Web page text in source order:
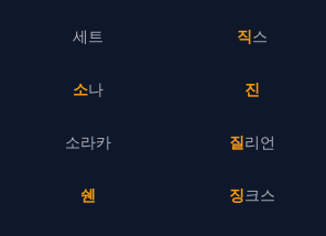
세트
소나
소라카
쉔
직스
진
질리언
징크스